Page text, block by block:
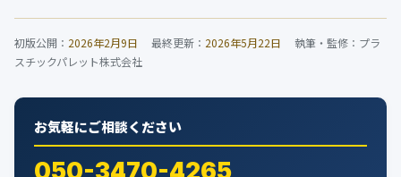
初版公開： 2026年2月9日 最終更新： 2026年5月22日 執筆・監修：プラ
スチックパレット株式会社
お気軽にご相談ください
050-3470-4265